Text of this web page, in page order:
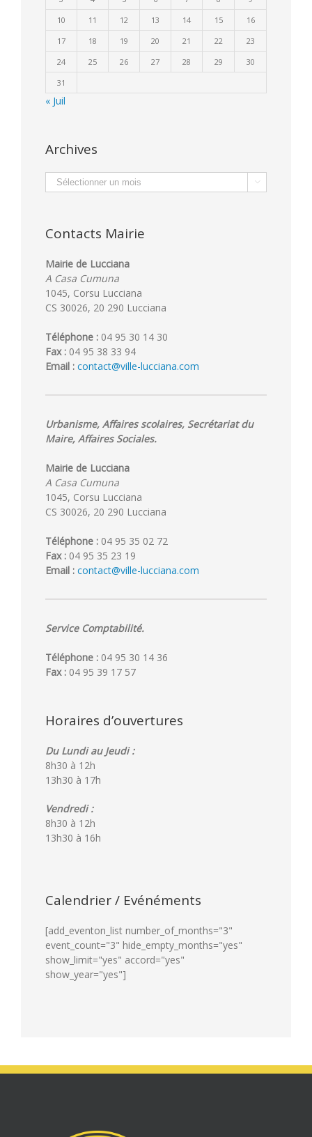
10
11 12 13 14 15
16
17
18 19 20 21 22
23
24
25 26 27 28 29
30
31
« Juil
Archives
Archives 
Contacts Mairie
Mairie de Lucciana
A Casa Cumuna
1045, Corsu Lucciana
CS 30026, 20 290 Lucciana
Téléphone : 04 95 30 14 30
Fax : 04 95 38 33 94
Email : contact@ville-lucciana.com
Urbanisme, Affaires scolaires, Secrétariat du
Maire, Affaires Sociales.
Mairie de Lucciana
A Casa Cumuna
1045, Corsu Lucciana
CS 30026, 20 290 Lucciana
Téléphone : 04 95 35 02 72
Fax : 04 95 35 23 19
Email : contact@ville-lucciana.com
Service Comptabilité.
Téléphone : 04 95 30 14 36
Fax : 04 95 39 17 57
Horaires d’ouvertures
Du Lundi au Jeudi :
8h30 à 12h
13h30 à 17h
Vendredi :
8h30 à 12h
13h30 à 16h
Calendrier / Evénéments
[add_eventon_list number_of_months="3"
event_count="3" hide_empty_months="yes"
show_limit="yes" accord="yes"
show_year="yes"]